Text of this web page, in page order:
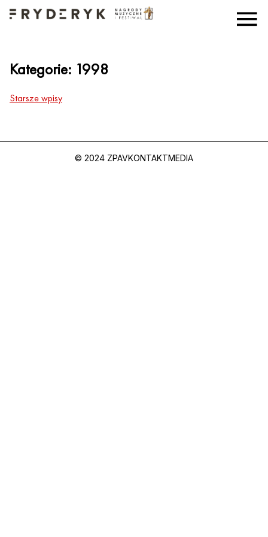
Kategorie: 1998
Starsze wpisy
© 2024 ZPAVKONTAKTMEDIA